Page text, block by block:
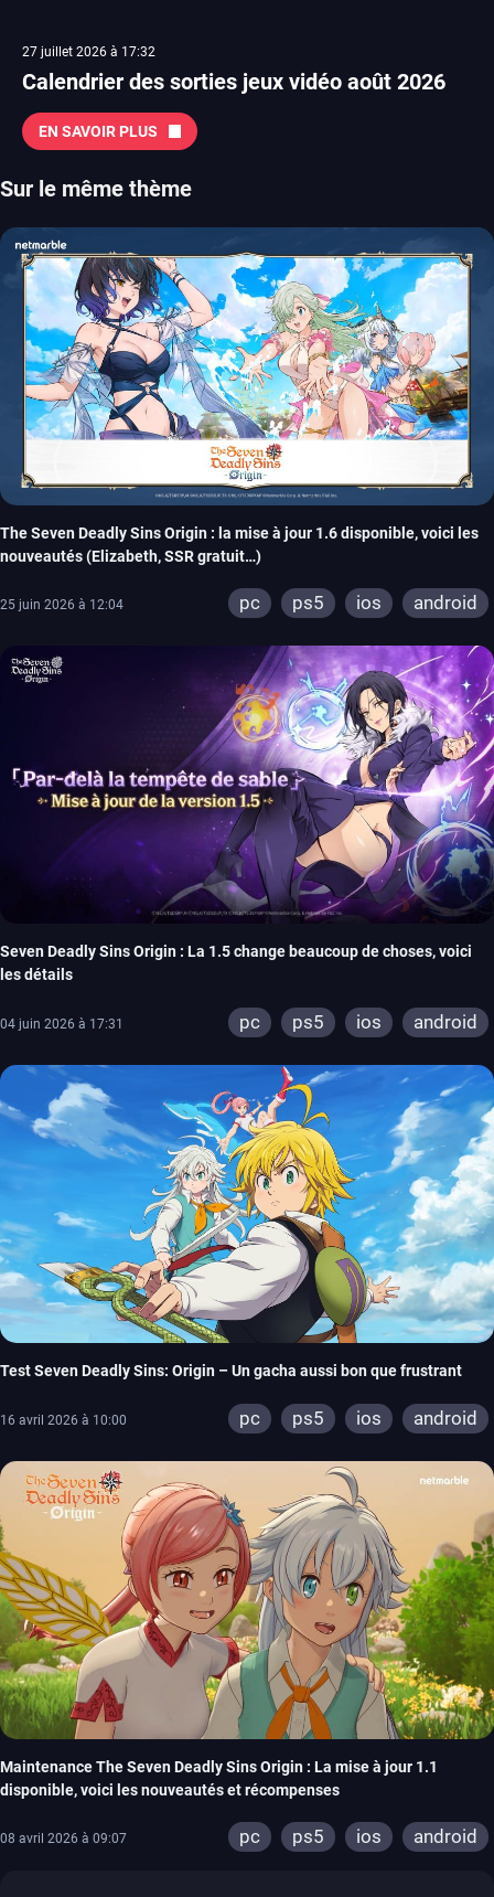
27 juillet 2026 à 17:32
Calendrier des sorties jeux vidéo août 2026
EN SAVOIR PLUS
Sur le même thème
The Seven Deadly Sins Origin : la mise à jour 1.6 disponible, voici les
nouveautés (Elizabeth, SSR gratuit…)
25 juin 2026 à 12:04 pc ps5 ios android
Seven Deadly Sins Origin : La 1.5 change beaucoup de choses, voici
les détails
04 juin 2026 à 17:31 pc ps5 ios android
Test Seven Deadly Sins: Origin – Un gacha aussi bon que frustrant
16 avril 2026 à 10:00 pc ps5 ios android
Maintenance The Seven Deadly Sins Origin : La mise à jour 1.1
disponible, voici les nouveautés et récompenses
08 avril 2026 à 09:07 pc ps5 ios android